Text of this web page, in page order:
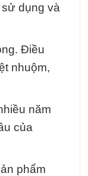
dụng và
Điều
nhuộm,
năm
của
phẩm